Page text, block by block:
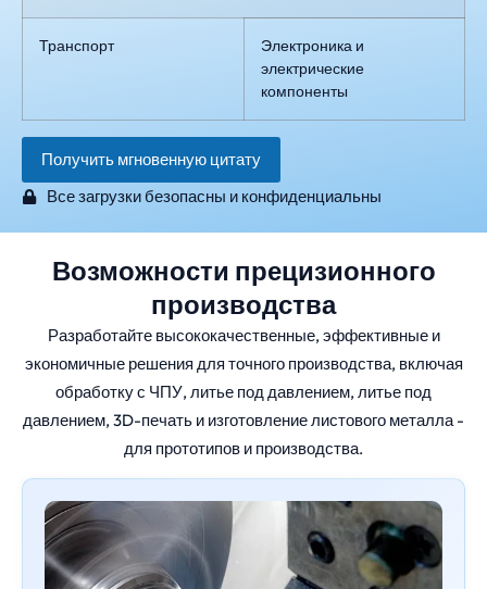
Транспорт
Электроника и
электрические
компоненты
Получить мгновенную цитату
Все загрузки безопасны и конфиденциальны
Возможности прецизионного
производства
Разработайте высококачественные, эффективные и
экономичные решения для точного производства, включая
обработку с ЧПУ, литье под давлением, литье под
давлением, 3D-печать и изготовление листового металла -
для прототипов и производства.